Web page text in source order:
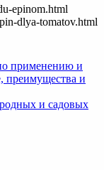
epinom.html
dlya-tomatov.html
применению и
преимущества и
и садовых